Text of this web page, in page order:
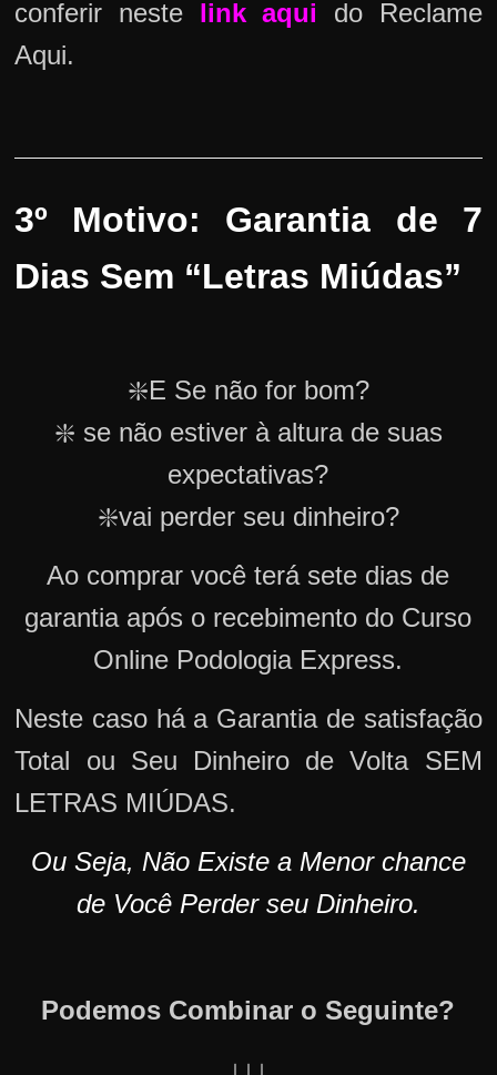
conferir neste link aqui
do Reclame
Aqui.
3º Motivo: Garantia de 7
Dias Sem “Letras Miúdas”
❇️E Se não for bom?
❇️ se não estiver à altura de suas
expectativas?
❇️vai perder seu dinheiro?
Ao comprar você terá sete dias de
garantia após o recebimento do Curso
Online Podologia Express.
Neste caso há a Garantia de satisfação
Total ou Seu Dinheiro de Volta SEM
LETRAS MIÚDAS.
Ou Seja, Não Existe a Menor chance
de Você Perder seu Dinheiro.
Podemos Combinar o Seguinte?
↓↓↓